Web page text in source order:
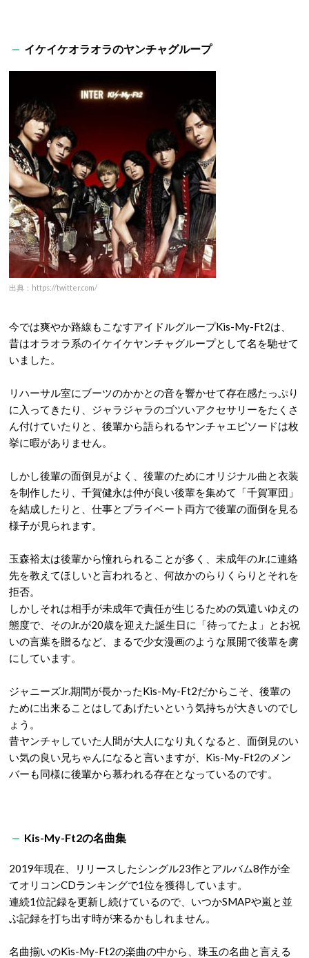
イケイケオラオラのヤンチャグループ
出典：https://twitter.com/
今では爽やか路線もこなすアイドルグループKis-My-Ft2は、
昔はオラオラ系のイケイケヤンチャグループとして名を馳せて
いました。
リハーサル室にブーツのかかとの音を響かせて存在感たっぷり
に入ってきたり、ジャラジャラのゴツいアクセサリーをたくさ
ん付けていたりと、後輩から語られるヤンチャエピソードは枚
挙に暇がありません。
しかし後輩の面倒見がよく、後輩のためにオリジナル曲と衣装
を制作したり、千賀健永は仲が良い後輩を集めて「千賀軍団」
を結成したりと、仕事とプライベート両方で後輩の面倒を見る
様子が見られます。
玉森裕太は後輩から憧れられることが多く、未成年のJr.に連絡
先を教えてほしいと言われると、何故かのらりくらりとそれを
拒否。
しかしそれは相手が未成年で責任が生じるための気遣いゆえの
態度で、そのJr.が20歳を迎えた誕生日に「待ってたよ」とお祝
いの言葉を贈るなど、まるで少女漫画のような展開で後輩を虜
にしています。
ジャニーズJr.期間が長かったKis-My-Ft2だからこそ、後輩の
ために出来ることはしてあげたいという気持ちが大きいのでし
ょう。
昔ヤンチャしていた人間が大人になり丸くなると、面倒見のい
い気の良い兄ちゃんになると言いますが、Kis-My-Ft2のメン
バーも同様に後輩から慕われる存在となっているのです。
Kis-My-Ft2の名曲集
2019年現在、リリースしたシングル23作とアルバム8作が全
てオリコンCDランキングで1位を獲得しています。
連続1位記録を更新し続けているので、いつかSMAPや嵐と並
ぶ記録を打ち出す時が来るかもしれません。
名曲揃いのKis-My-Ft2の楽曲の中から、珠玉の名曲と言える